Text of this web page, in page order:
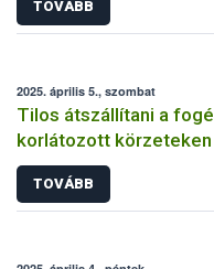
TOVÁBB
2025. április 5., szombat
Tilos átszállítani a
korlátozott körzeteken
TOVÁBB